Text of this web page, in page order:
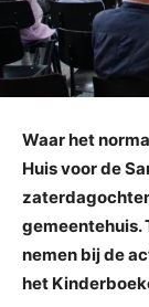
Waar het
Huis voor de
gemeentehuis.
nemen bij de
het